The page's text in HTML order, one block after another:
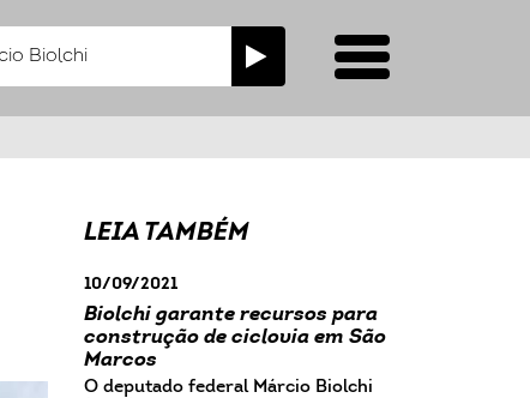
LEIA TAMBÉM
10/09/2021
Biolchi garante recursos para
construção de ciclovia em São
Marcos
O deputado federal Márcio Biolchi